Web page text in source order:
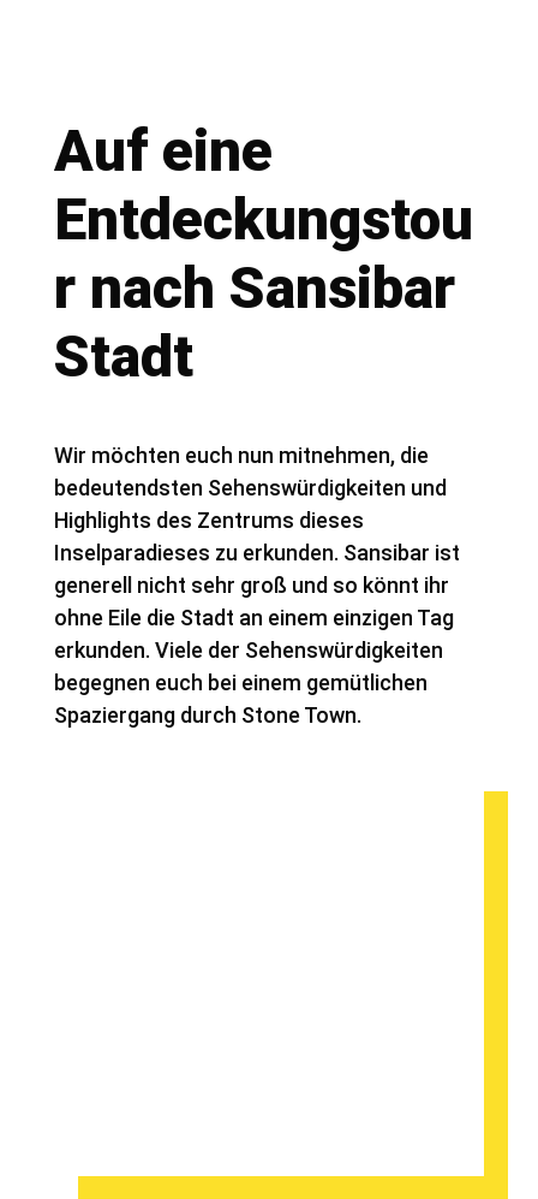
Auf eine
Entdeckungstou
r nach Sansibar
Stadt
Wir möchten euch nun mitnehmen, die
bedeutendsten Sehenswürdigkeiten und
Highlights des Zentrums dieses
Inselparadieses zu erkunden. Sansibar ist
generell nicht sehr groß und so könnt ihr
ohne Eile die Stadt an einem einzigen Tag
erkunden. Viele der Sehenswürdigkeiten
begegnen euch bei einem gemütlichen
Spaziergang durch Stone Town.